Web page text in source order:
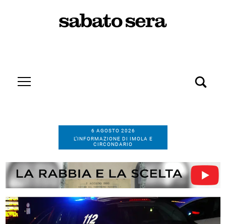
6 AGOSTO 2026
L’INFORMAZIONE DI IMOLA E
CIRCONDARIO